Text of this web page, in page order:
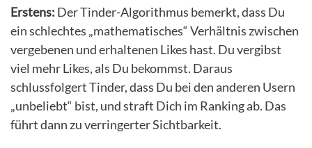
Erstens: Der Tinder-Algorithmus bemerkt, dass Du
ein schlechtes „mathematisches“ Verhältnis zwischen
vergebenen und erhaltenen Likes hast. Du vergibst
viel mehr Likes, als Du bekommst. Daraus
schlussfolgert Tinder, dass Du bei den anderen Usern
„unbeliebt“ bist, und straft Dich im Ranking ab. Das
führt dann zu verringerter Sichtbarkeit.